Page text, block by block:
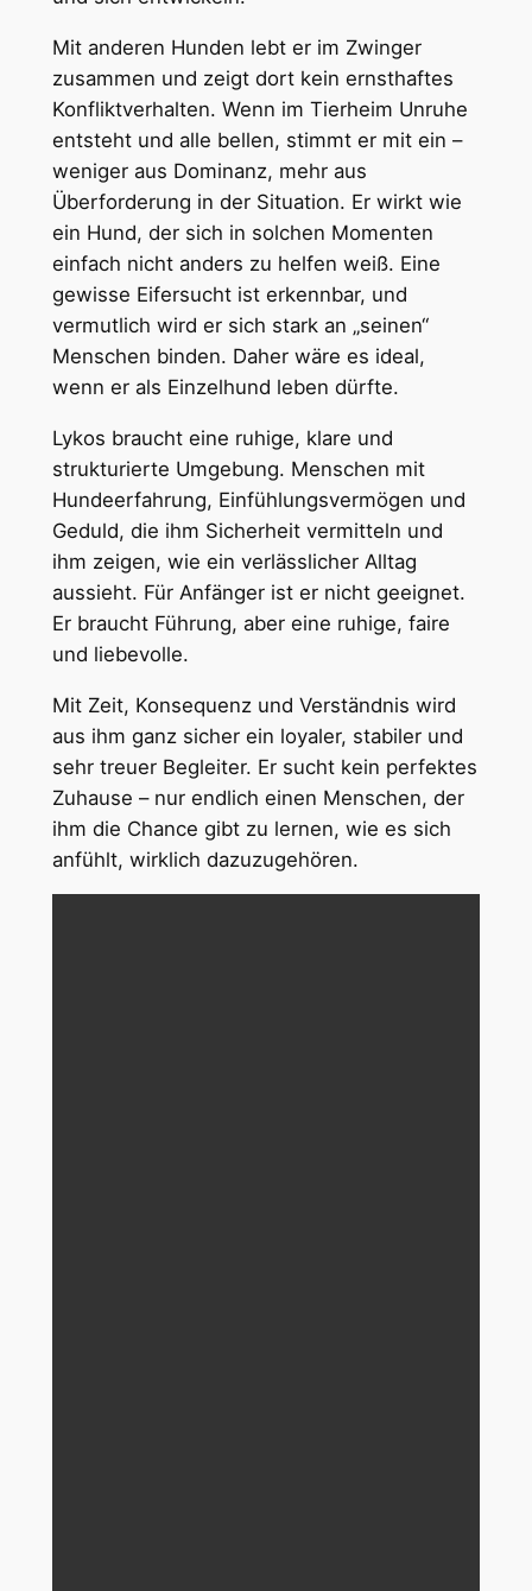
Mit anderen Hunden lebt er im Zwinger
zusammen und zeigt dort kein ernsthaftes
Konfliktverhalten. Wenn im Tierheim Unruhe
entsteht und alle bellen, stimmt er mit ein –
weniger aus Dominanz, mehr aus
Überforderung in der Situation. Er wirkt wie
ein Hund, der sich in solchen Momenten
einfach nicht anders zu helfen weiß. Eine
gewisse Eifersucht ist erkennbar, und
vermutlich wird er sich stark an „seinen“
Menschen binden. Daher wäre es ideal,
wenn er als Einzelhund leben dürfte.
Lykos braucht eine ruhige, klare und
strukturierte Umgebung. Menschen mit
Hundeerfahrung, Einfühlungsvermögen und
Geduld, die ihm Sicherheit vermitteln und
ihm zeigen, wie ein verlässlicher Alltag
aussieht. Für Anfänger ist er nicht geeignet.
Er braucht Führung, aber eine ruhige, faire
und liebevolle.
Mit Zeit, Konsequenz und Verständnis wird
aus ihm ganz sicher ein loyaler, stabiler und
sehr treuer Begleiter. Er sucht kein perfektes
Zuhause – nur endlich einen Menschen, der
ihm die Chance gibt zu lernen, wie es sich
anfühlt, wirklich dazuzugehören.